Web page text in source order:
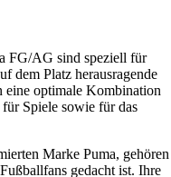
FG/AG sind speziell für
dem Platz herausragende
eine optimale Kombination
Spiele sowie für das
Marke Puma, gehören
gedacht ist. Ihre